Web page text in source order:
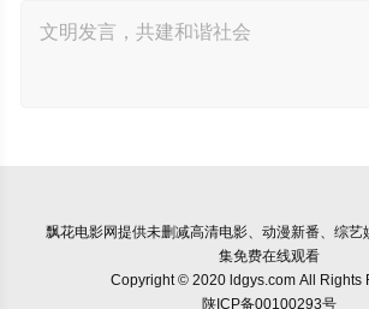
飘花电影网提供未删减高清电影、动漫新番、综艺
集免费在线观看
Copyright © 2020 ldgys.com All Rights
陕ICP备00100293号